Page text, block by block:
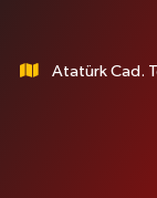
Atatürk Cad.